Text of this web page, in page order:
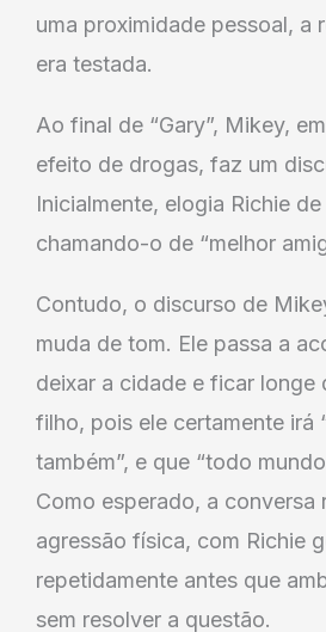
uma proximidade pessoal, a
era testada.
Ao final de “Gary”, Mikey,
efeito de drogas, faz um
Inicialmente, elogia Richie
chamando-o de “melhor
Contudo, o discurso de
muda de tom. Ele passa a
deixar a cidade e ficar longe
filho, pois ele certamente irá
também”, e que “todo
Como esperado, a conversa
agressão física, com Richie
repetidamente antes que
sem resolver a questão.